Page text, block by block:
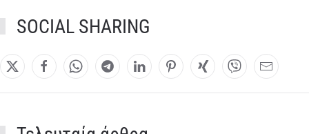
SOCIAL SHARING